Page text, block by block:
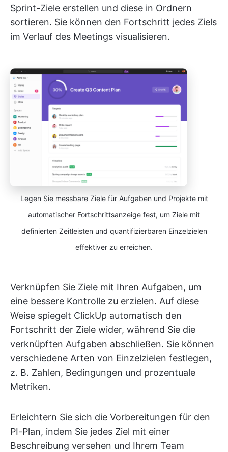
Sprint-Ziele erstellen und diese in Ordnern
sortieren. Sie können den Fortschritt jedes Ziels
im Verlauf des Meetings visualisieren.
Legen Sie messbare Ziele für Aufgaben und Projekte mit
automatischer Fortschrittsanzeige fest, um Ziele mit
definierten Zeitleisten und quantifizierbaren Einzelzielen
effektiver zu erreichen.
Verknüpfen Sie Ziele mit Ihren Aufgaben, um
eine bessere Kontrolle zu erzielen. Auf diese
Weise spiegelt ClickUp automatisch den
Fortschritt der Ziele wider, während Sie die
verknüpften Aufgaben abschließen. Sie können
verschiedene Arten von Einzelzielen festlegen,
z. B. Zahlen, Bedingungen und prozentuale
Metriken.
Erleichtern Sie sich die Vorbereitungen für den
PI-Plan, indem Sie jedes Ziel mit einer
Beschreibung versehen und Ihrem Team